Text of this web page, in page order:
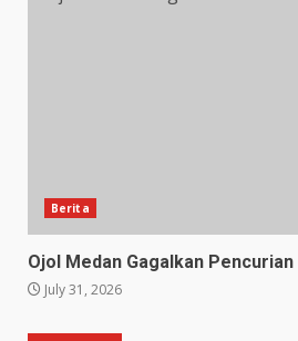
Berita
Ojol Medan Gagalkan
July 31, 2026